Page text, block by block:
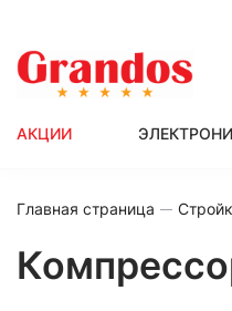
АКЦИИ
Главная страница